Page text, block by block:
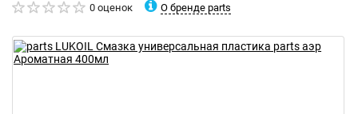
0 оценок О бренде parts